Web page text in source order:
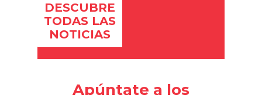
DESCUBRE
TODAS LAS
NOTICIAS
Apúntate a los